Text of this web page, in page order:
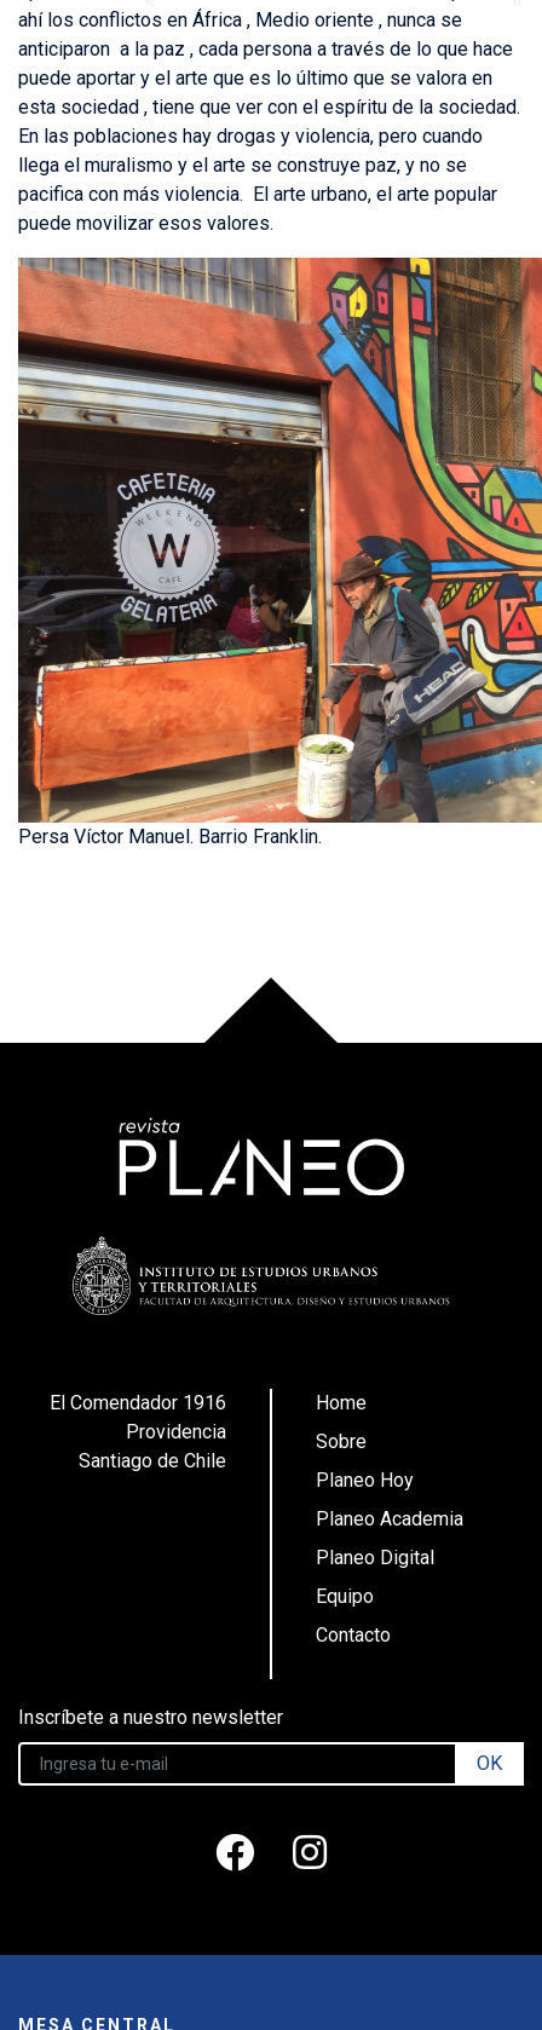
ahí los conflictos en África , Medio oriente , nunca se
anticiparon a la paz , cada persona a través de lo que hace
puede aportar y el arte que es lo último que se valora en
esta sociedad , tiene que ver con el espíritu de la sociedad.
En las poblaciones hay drogas y violencia, pero cuando
llega el muralismo y el arte se construye paz, y no se
pacifica con más violencia. El arte urbano, el arte popular
puede movilizar esos valores.
Persa Víctor Manuel. Barrio Franklin.
El Comendador 1916
Providencia
Santiago de Chile
Home
Sobre
Planeo Hoy
Planeo Academia
Planeo Digital
Equipo
Contacto
Inscríbete a nuestro newsletter
OK
MESA CENTRAL